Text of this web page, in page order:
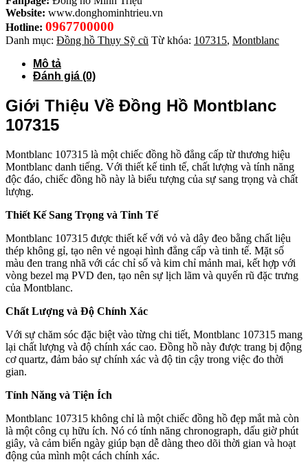
Website: www.donghominhtrieu.vn
Hotline: 0967700000
Danh mục: Đồng hồ Thụy Sỹ cũ Từ khóa: 107315, Montblanc
Mô tả
Đánh giá (0)
Giới Thiệu Về Đồng Hồ Montblanc
107315
Montblanc 107315 là một chiếc đồng hồ đẳng cấp từ thương hiệu
Montblanc danh tiếng. Với thiết kế tinh tế, chất lượng và tính năng
độc đáo, chiếc đồng hồ này là biểu tượng của sự sang trọng và chất
lượng.
Thiết Kế Sang Trọng và Tinh Tế
Montblanc 107315 được thiết kế với vỏ và dây đeo bằng chất liệu
thép không gỉ, tạo nên vẻ ngoại hình đẳng cấp và tinh tế. Mặt số
màu đen trang nhã với các chỉ số và kim chỉ mảnh mai, kết hợp với
vòng bezel mạ PVD đen, tạo nên sự lịch lãm và quyến rũ đặc trưng
của Montblanc.
Chất Lượng và Độ Chính Xác
Với sự chăm sóc đặc biệt vào từng chi tiết, Montblanc 107315 mang
lại chất lượng và độ chính xác cao. Đồng hồ này được trang bị động
cơ quartz, đảm bảo sự chính xác và độ tin cậy trong việc đo thời
gian.
Tính Năng và Tiện Ích
Montblanc 107315 không chỉ là một chiếc đồng hồ đẹp mắt mà còn
là một công cụ hữu ích. Nó có tính năng chronograph, dấu giờ phút
giây, và cảm biến ngày giúp bạn dễ dàng theo dõi thời gian và hoạt
động của mình một cách chính xác.